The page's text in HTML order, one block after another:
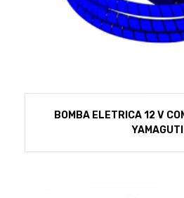
BOMBA ELETRICA 12 V
YAMAGUTI